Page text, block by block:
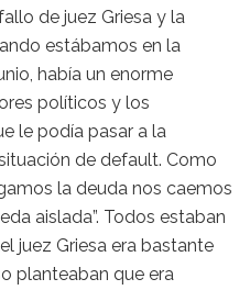
de juez Griesa y la
estábamos en la
había un enorme
políticos y los
le podía pasar a la
de default. Como
la deuda nos caemos
aislada”. Todos estaban
juez Griesa era bastante
planteaban que era